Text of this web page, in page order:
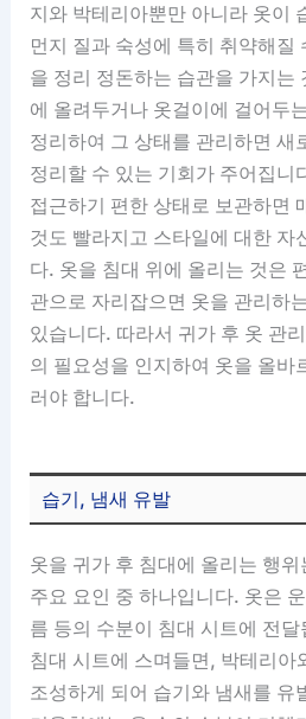
지와 박테리아뿐만 아니라 옷이
먼지 질과 숙성에 특히 취약해질
을 정리 정돈하는 습관을 가지는
에 올려두거나 옷걸이에 걸어두
정리하여 그 상태를 관리하면 새
정리할 수 있는 기회가 주어집니
접근하기 편한 상태로 보관하면
것도 빨라지고 스타일에 대한 자
다. 옷을 침대 위에 올리는 것은
관으로 자리잡으면 옷을 관리하
있습니다. 따라서 귀가 후 옷 관
의 필요성을 인지하여 옷을 올바
러야 합니다.
습기, 냄새 유발
옷을 귀가 후 침대에 올리는 행
주요 요인 중 하나입니다. 옷은
름 등의 수분이 침대 시트에 전
침대 시트에 스며들면, 박테리아
조성하게 되어 습기와 냄새를 유